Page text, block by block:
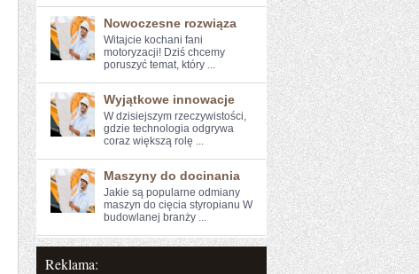
Nowoczesne rozwiąza
Witajcie kochani fani ​
motoryzacji! ⁢Dziś chcemy
poruszyć temat, który ...
Wyjątkowe innowacje
W dzisiejszym rzeczywistości,⁤
gdzie⁣ technologia odgrywa
coraz większą rolę ...
Maszyny do docinania
Jakie są popularne odmiany
maszyn do cięcia styropianu W
budowlanej branży ...
Reklama: